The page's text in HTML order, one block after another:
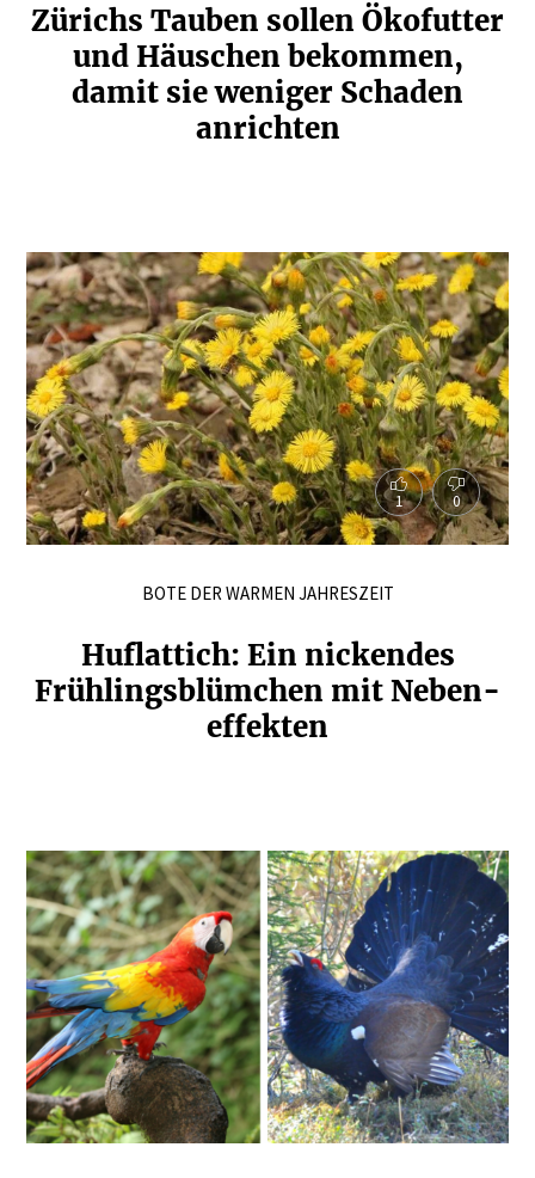
Zürichs Tauben sollen Ökofutter
und Häuschen bekommen,
damit sie weniger Schaden
anrichten
1 0
BOTE DER WARMEN JAHRESZEIT
Huflattich: Ein nickendes
Frühlings­blümchen mit Neben­
ef­fekten